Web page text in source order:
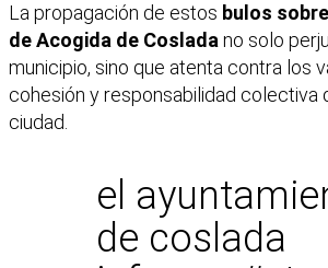
La propagación de estos bulos
de Acogida de Cosladano solo
municipio, sino que atenta contra los
cohesión y responsabilidad colectiva
ciudad.
el
de coslada